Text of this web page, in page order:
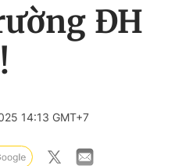
ĐH
14:13 GMT+7